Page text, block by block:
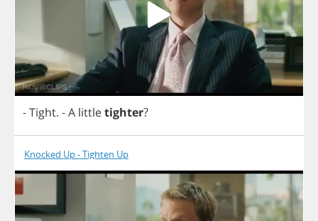
-Tight. -A littletighter?
Knocked Up - Tighten Up